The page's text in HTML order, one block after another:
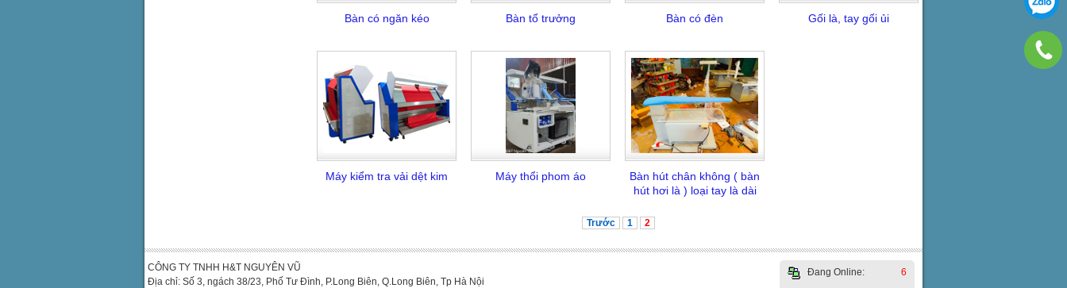
Bàn có ngăn kéo Bàn tổ trưởng Bàn có đèn Gối là, tay gối ủi
Máy kiểm tra vải dệt kim Máy thổi phom áo
Bàn hút chân không ( bàn
hút hơi là ) loại tay là dài
Trước 1 2
CÔNG TY TNHH H&T NGUYÊN VŨ
Địa chỉ: Số 3, ngách 38/23, Phố Tư Đình, P.Long Biên, Q.Long Biên, Tp Hà Nội
Đang Online: 6